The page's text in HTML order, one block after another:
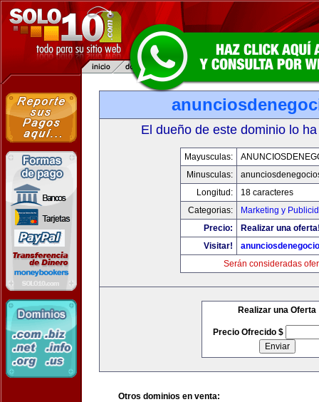
El dueño de este dominio lo
Mayusculas:
Minusculas:
Longitud:
18 caracteres
Categorias:
Marketing y
Precio:
Realizar una
Visitar!
Serán consideradas
Realizar una Oferta
Precio Ofrecido $
Otros dominios en venta: